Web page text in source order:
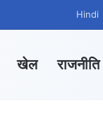
Hindi
खेल राजनीति